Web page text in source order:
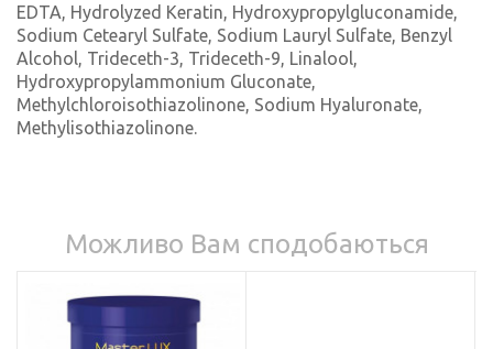
EDTA, Hydrolyzed Keratin, Hydroxypropylgluconamide,
Sodium Cetearyl Sulfate, Sodium Lauryl Sulfate, Benzyl
Alcohol, Trideceth-3, Trideceth-9, Linalool,
Hydroxypropylammonium Gluconate,
Methylchloroisothiazolinone, Sodium Hyaluronate,
Methylisothiazolinone.
Можливо Вам сподобаються